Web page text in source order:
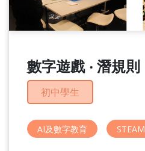
我
數字遊戲 ‧ 潛規則
初中學生
AI及數字教育 STEAM